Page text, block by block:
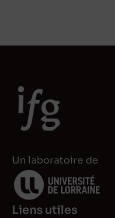
Un laboratoire de
Liens utiles